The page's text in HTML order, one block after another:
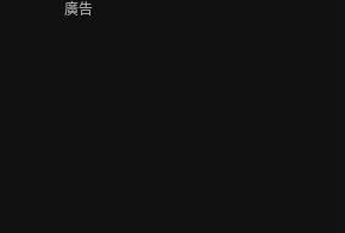
廣告